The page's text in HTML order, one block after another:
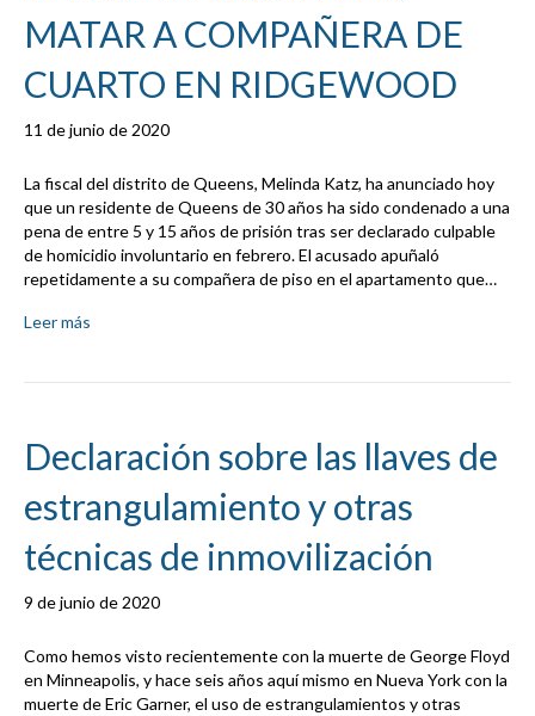
MATAR A COMPAÑERA DE
CUARTO EN RIDGEWOOD
11 de junio de 2020
La fiscal del distrito de Queens, Melinda Katz, ha anunciado hoy
que un residente de Queens de 30 años ha sido condenado a una
pena de entre 5 y 15 años de prisión tras ser declarado culpable
de homicidio involuntario en febrero. El acusado apuñaló
repetidamente a su compañera de piso en el apartamento que…
Leer más
Declaración sobre las llaves de
estrangulamiento y otras
técnicas de inmovilización
9 de junio de 2020
Como hemos visto recientemente con la muerte de George Floyd
en Minneapolis, y hace seis años aquí mismo en Nueva York con la
muerte de Eric Garner, el uso de estrangulamientos y otras